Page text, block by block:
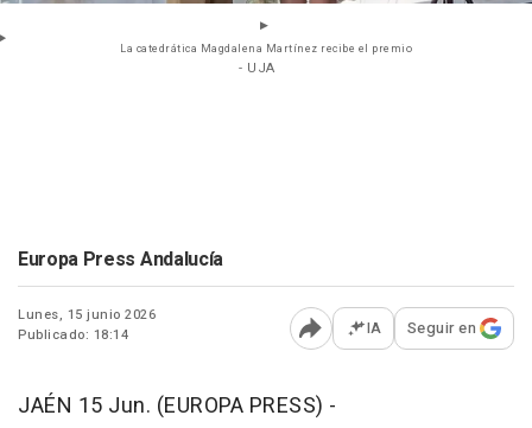
La catedrática Magdalena Martínez recibe el premio
- UJA
Europa Press Andalucía
Lunes, 15 junio 2026
Publicado: 18:14
Abrir opciones para
IA Seguir en
JAÉN 15 Jun. (EUROPA PRESS) -